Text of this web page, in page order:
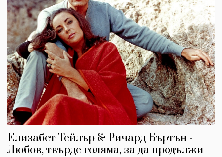
Елизабет Тейлър & Ричард Бъртън -
Любов, твърде голяма, за да продължи